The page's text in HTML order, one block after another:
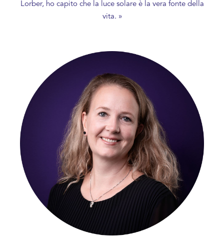
Lorber, ho capito che la luce solare è la vera fonte della
vita. »